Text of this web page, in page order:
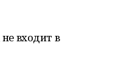
входит в